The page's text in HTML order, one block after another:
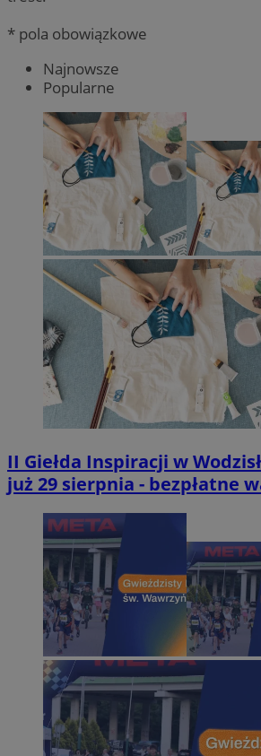
* pola obowiązkowe
Najnowsze
Popularne
II Giełda Inspiracji w
już 29 sierpnia - bezpłatne